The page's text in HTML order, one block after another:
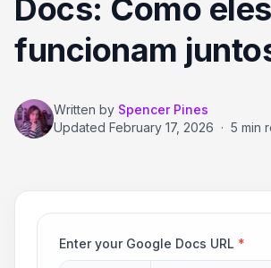
Docs: Como eles
funcionam
Written by Spencer Pines
Updated February 17, 2026 · 5 min
Enter your Google Docs URL *